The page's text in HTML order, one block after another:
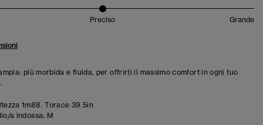
Preciso Grande
più morbida e fluida, per offrirti il massimo comfort in ogni tuo
1m88. Torace 39.5in
a indossa: M